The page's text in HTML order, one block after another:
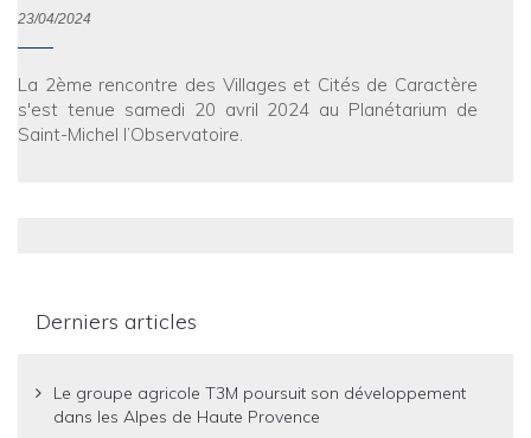
23/04/2024
La 2ème rencontre des Villages et Cités de Caractère
s'est tenue samedi 20 avril 2024 au Planétarium de
Saint-Michel l’Observatoire.
Derniers articles
Le groupe agricole T3M poursuit son développement
dans les Alpes de Haute Provence